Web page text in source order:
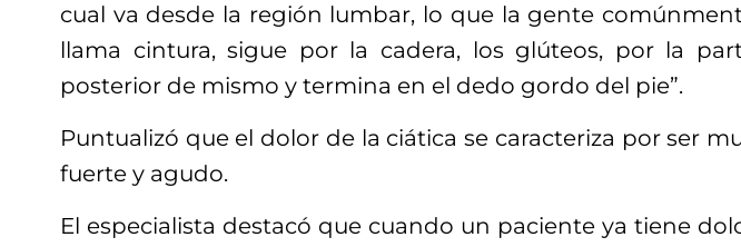
cual va desde la región lumbar, lo que la gente
llama cintura, sigue por la cadera, los glúteos, por la
posterior de mismo y termina en el dedo gordo del pie”.
Puntualizó que el dolor de la ciática se caracteriza por ser
fuerte y agudo.
El especialista destacó que cuando un paciente ya tiene